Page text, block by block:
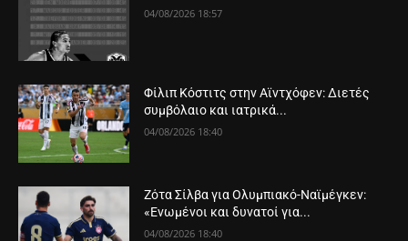
04/08/2026 18:57
Φίλιπ Κόστιτς στην Αϊντχόφεν: Διετές
συμβόλαιο και ιατρικά...
04/08/2026 18:40
Ζότα Σίλβα για Ολυμπιακό-Ναϊμέγκεν:
«Ενωμένοι και δυνατοί για...
04/08/2026 18:40